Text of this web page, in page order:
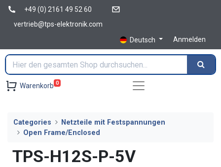
+49 (0) 2161 49 52 60
vertrieb@tps-elektronik.com
Deutsch
Anmelden
Warenkorb 0
Categories
Netzteile mit Festspannungen
Open Frame/Enclosed
TPS-H12S-P-5V